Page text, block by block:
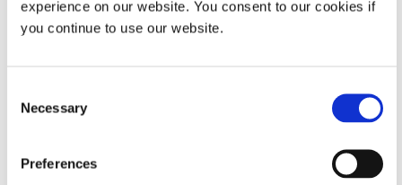
experience on our website. You consent to our cookies if
you continue to use our website.
Selection
Necessary
Preferences
Article : Optimisation du processus d'assemblage avec
des matériaux photopolymérisables (format interactif)